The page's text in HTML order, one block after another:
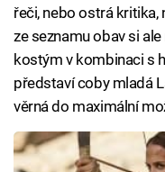
řeči, nebo ostrá kritika,
ze seznamu obav si
kostým v kombinaci s
představí coby mladá
věrná do maximální